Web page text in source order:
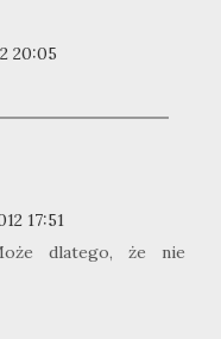
20:05
17:51
dlatego, że nie